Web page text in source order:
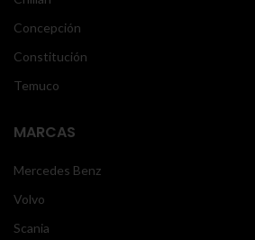
Concepción
Constitución
Temuco
MARCAS
Mercedes Benz
Volvo
Scania